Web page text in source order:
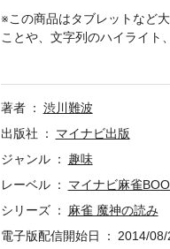
※この商品はタブレットなど
ことや、文字列のハイライト
鳳」で十段の最高位を獲得
編（序盤の構え／鳴き／後
か）／【第３章】魔神の腕
連続昇級中。※著者略歴は書
著者
渋川難波
出版社
マイナビ出版
ジャンル
趣味
レーベル
マイナビ麻雀
シリーズ
麻雀 魔神の読み
電子版配信開始日
2014/08/